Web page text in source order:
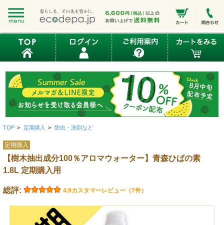
TOP > 定期購入 > 防虫・洗剤など
定期購入
【樹木抽出成分100％アロマウォーター】青森ひばの素
1.8L 定期購入用
総評: 4.9カスタマーレビュー（7件）